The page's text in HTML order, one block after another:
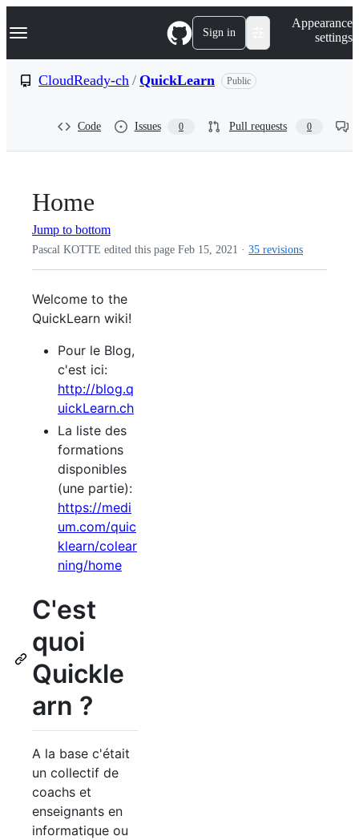
k
p
Navigation Menu Sign in
Appearance
settings
CloudReady-ch / QuickLearn Public
Code Issues 0 Pull requests 0
Home
Jump to bottom
Pascal KOTTE edited this page Feb 15, 2021 · 35 revisions
Welcome to the
QuickLearn wiki!
Pour le Blog,
c'est ici:
http://blog.q
uickLearn.ch
La liste des
formations
disponibles
(une partie):
https://medi
um.com/quic
klearn/colear
ning/home
C'est
quoi
Quickle
arn ?
A la base c'était
un collectif de
coachs et
enseignants en
informatique ou